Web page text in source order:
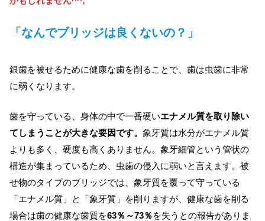
「なんでブリッジは良くないの？」
銀歯を被せるために健康な歯を削ることで、歯は虫歯に非常
に弱くなります。
歯を守っている、身体の中で一番硬いエナメル質を取り除い
てしまうことが大きな要因です。 象牙質は水分がエナメル質
よりも多く、硬度も高くありません。象牙細管という管状の
構造が集まっているため、虫歯の侵入に弱いと言えます。被
せ物のタイプのブリッジでは、象牙質を覆って守っている
「エナメル質」と「象牙質」を削りますが、健康な歯を削る
場合は歯の健康な歯質を63％～73％を失うとの報告がありま